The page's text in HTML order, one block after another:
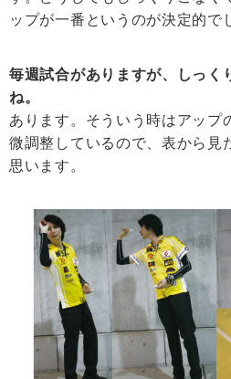
ップが一番というのが決定的で
毎週試合がありますが、しっく
ね。
あります。そういう時はアップ
微調整しているので、表から見
思います。